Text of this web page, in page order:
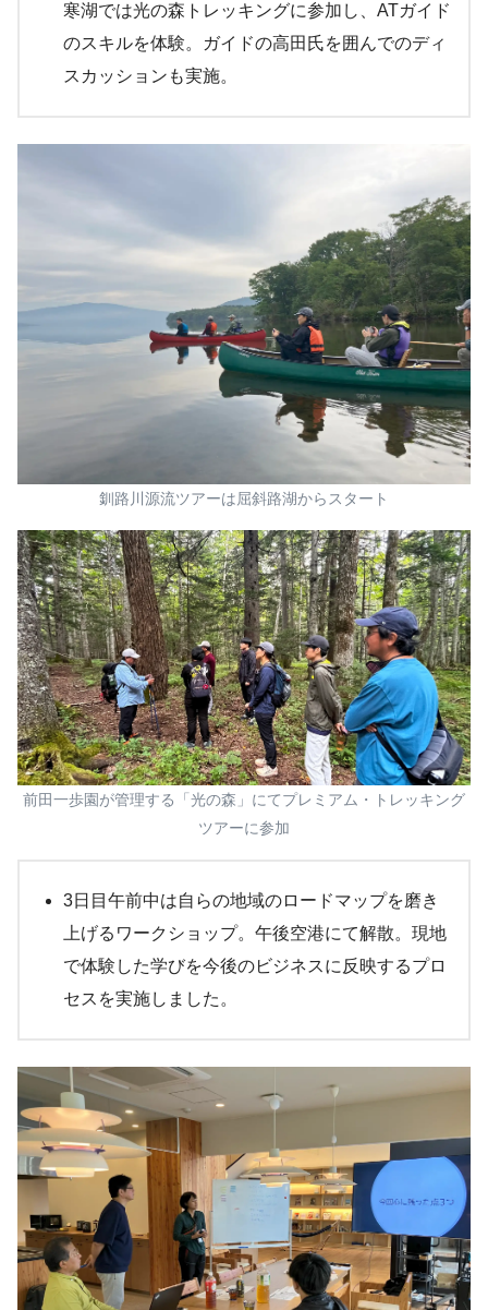
寒湖では光の森トレッキングに参加し、ATガイド
のスキルを体験。ガイドの高田氏を囲んでのディ
スカッションも実施。
釧路川源流ツアーは屈斜路湖からスタート
前田一歩園が管理する「光の森」にてプレミアム・トレッキング
ツアーに参加
3日目午前中は自らの地域のロードマップを磨き
上げるワークショップ。午後空港にて解散。現地
で体験した学びを今後のビジネスに反映するプロ
セスを実施しました。